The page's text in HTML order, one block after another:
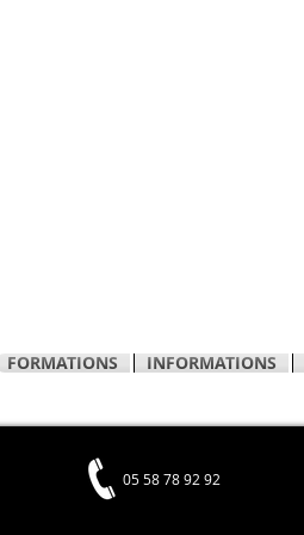
FORMATIONS INFORMATIONS
05 58 78 92 92